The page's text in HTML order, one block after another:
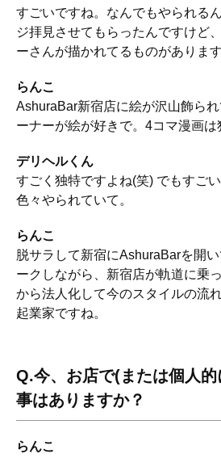
すごいですね。なんでもやられる
ジ拝見させてもらったんですけど
ーさんが描かれてるものがあります
らんこ
AshuraBar新宿店に絵が沢山飾ら
ーナーが絵が好きで。4コマ漫画
デリヘルくん
すごく独特ですよね(笑) でもすご
色々やられていて。
らんこ
脱サラして新宿にAshuraBarを開
ークしながら、新宿店が軌道に乗
から法人化して今のスタイルの流
起業家ですね。
Q.今、お店で(または個人
事はありますか？
らんこ